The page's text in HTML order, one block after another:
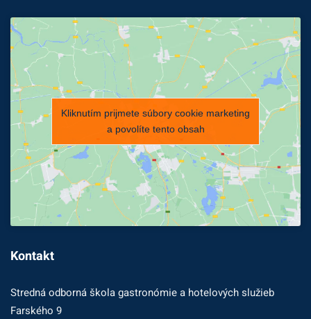
Kliknutím prijmete súbory cookie marketing
a povolíte tento obsah
Kontakt
Stredná odborná škola gastronómie a hotelových služieb
Farského 9